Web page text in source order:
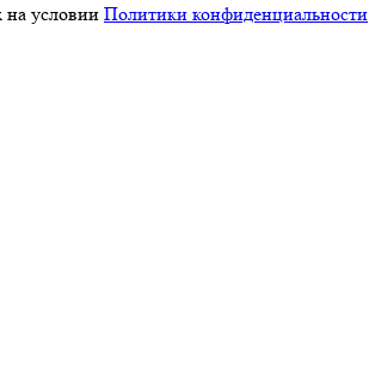
на условии Политики конфиденциальности